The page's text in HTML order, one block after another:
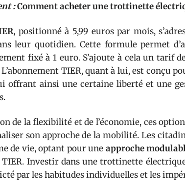
:Comment acheter une trottinette
, positionné à 5,99 euros par mois,
leur quotidien. Cette formule permet
fixé à 1 euro. S’ajoute à cela un tarif
TIER, quant à lui, est conçu
offrant ainsi une certaine liberté et une
de la flexibilité et de l’économie, ces
son approche de la mobilité. Les
de vie, optant pour une approche
TIER. Investir dans une trottinette
par les habitudes individuelles et les